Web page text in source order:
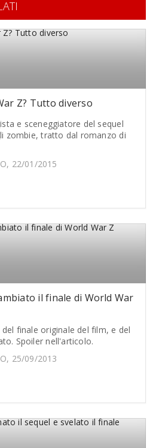
Z? Tutto diverso
e sceneggiatore del sequel
zombie, tratto dal romanzo di
22/01/2015
il finale di World War
finale originale del film, e del
Spoiler nell'articolo.
25/09/2013